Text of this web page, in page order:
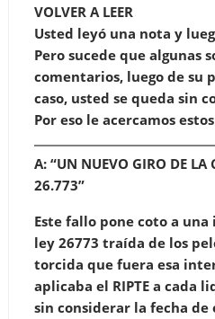
VOLVER A LEER
Usted leyó una nota y
Pero sucede que algunas
comentarios, luego de su
caso, usted se queda sin
Por eso le acercamos
A: “UN NUEVO GIRO DE LA
26.773”
Este fallo pone coto a
ley 26773 traída de los
torcida que fuera esa
aplicaba el RIPTE a cada
sin considerar la fecha de